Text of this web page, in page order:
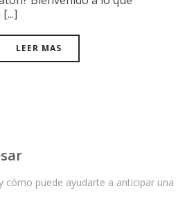
LEER MAS
cómo puede ayudarte a anticipar una